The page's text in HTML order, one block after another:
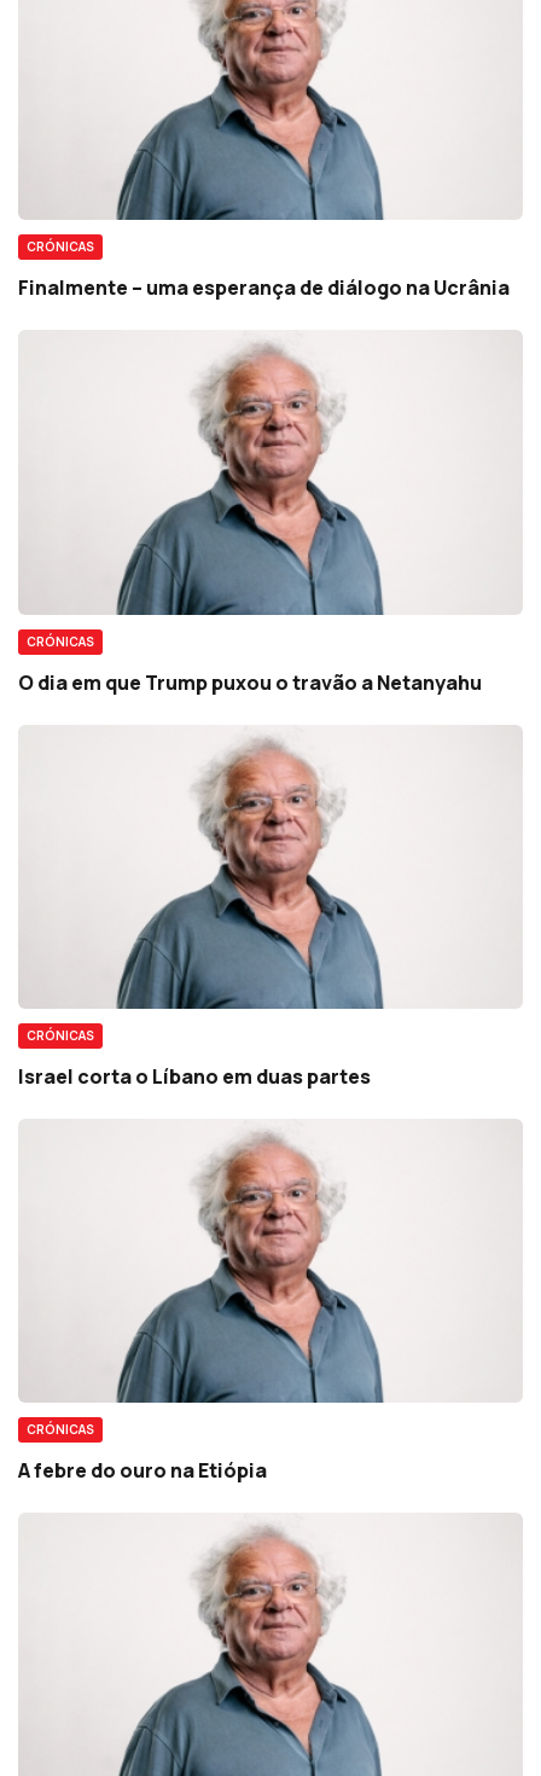
CRÓNICAS
Finalmente – uma esperança de diálogo na Ucrânia
CRÓNICAS
O dia em que Trump puxou o travão a Netanyahu
CRÓNICAS
Israel corta o Líbano em duas partes
CRÓNICAS
A febre do ouro na Etiópia